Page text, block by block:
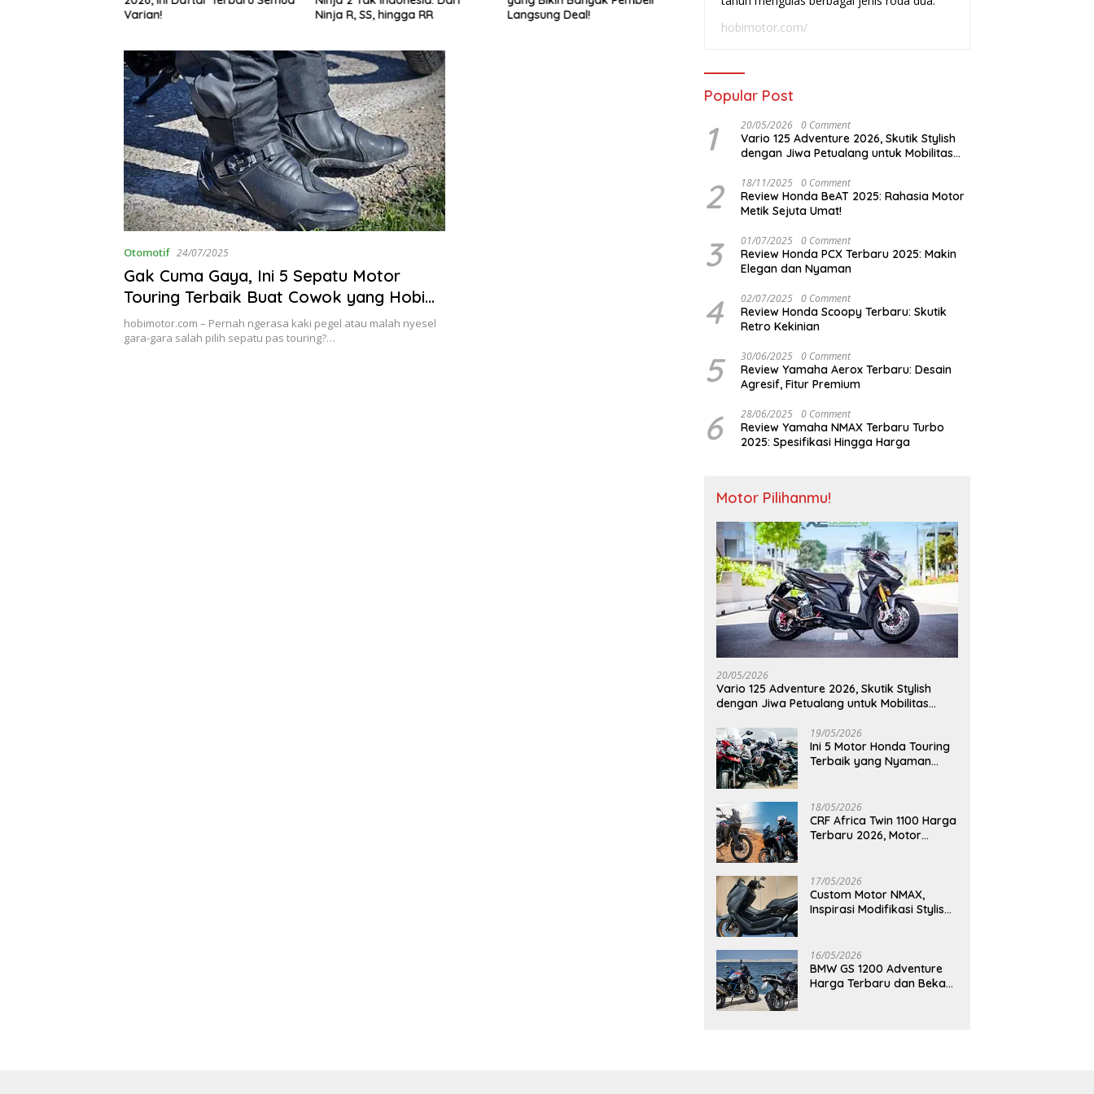
Varian!
Ninja R, SS, hingga RR
Langsung Deal!
Otomotif 24/07/2025
Gak Cuma Gaya, Ini 5 Sepatu Motor
Touring Terbaik Buat Cowok yang Hobi
Turingan Jauh!
hobimotor.com – Pernah ngerasa kaki pegel atau malah nyesel
gara-gara salah pilih sepatu pas touring?…
hobimotor.com/
Popular Post
1 20/05/2026 0 Comment
Vario 125 Adventure 2026, Skutik Stylish
dengan Jiwa Petualang untuk Mobilitas
2 18/11/2025 0 Comment
Review Honda BeAT 2025: Rahasia Motor
Metik Sejuta Umat!
3 01/07/2025 0 Comment
Review Honda PCX Terbaru 2025: Makin
Elegan dan Nyaman
4 02/07/2025 0 Comment
Review Honda Scoopy Terbaru: Skutik
Retro Kekinian
5 30/06/2025 0 Comment
Review Yamaha Aerox Terbaru: Desain
Agresif, Fitur Premium
6 28/06/2025 0 Comment
Review Yamaha NMAX Terbaru Turbo
2025: Spesifikasi Hingga Harga
Motor Pilihanmu!
20/05/2026
Vario 125 Adventure 2026, Skutik Stylish
dengan Jiwa Petualang untuk Mobilitas
19/05/2026
Ini 5 Motor Honda Touring
Terbaik yang Nyaman
18/05/2026
CRF Africa Twin 1100 Harga
Terbaru 2026, Motor
17/05/2026
Custom Motor NMAX,
Inspirasi Modifikasi Stylish
16/05/2026
BMW GS 1200 Adventure
Harga Terbaru dan Bekas,